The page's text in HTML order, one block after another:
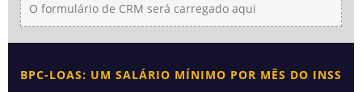
O formulário de CRM será carregado aqui
BPC-LOAS: UM SALÁRIO MÍNIMO POR MÊS DO INSS